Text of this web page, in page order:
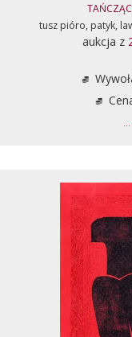
tusz pióro, patyk,
aukcja z